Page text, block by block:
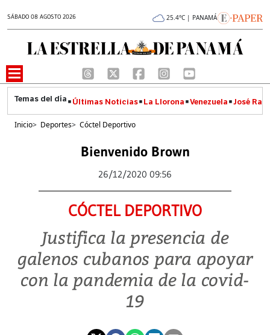
SÁBADO 08 AGOSTO 2026 25.4°C | PANAMÁ
Últimas Noticias La Llorona Venezuela José
Inicio> Deportes> Cóctel Deportivo
Bienvenido Brown
26/12/2020 09:56
CÓCTEL DEPORTIVO
Justifica la presencia de
galenos cubanos para apoyar
con la pandemia de la covid-
19